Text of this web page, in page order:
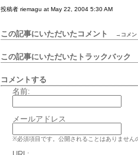
投稿者 riemagu at May 22, 2004 5:30 AM
この記事にいただいたコメント →コメン
この記事にいただいたトラックバック
コメントする
名前:
メールアドレス
※必須項目です。公開されることはありません